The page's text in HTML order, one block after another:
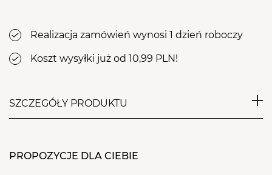
Realizacja zamówień wynosi 1 dzień roboczy
Koszt wysyłki już od 10,99 PLN!
SZCZEGÓŁY PRODUKTU
z drobnymi krzyżowymi nacięciami. Przeznaczony
PROPOZYCJE DLA CIEBIE